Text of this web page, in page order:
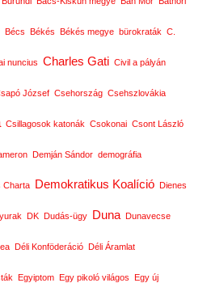
Bécs Békés Békés megye bürokraták C.
nuncius Charles Gati Civil a pályán
József Csehország Csehszlovákia
Csillagosok katonák Csokonai Csont László
Demján Sándor demográfia
Charta Demokratikus Koalíció Dienes
DK Dudás-ügy Duna Dunavecse
Déli Konföderáció Déli Áramlat
Egyiptom Egy pikoló világos Egy új